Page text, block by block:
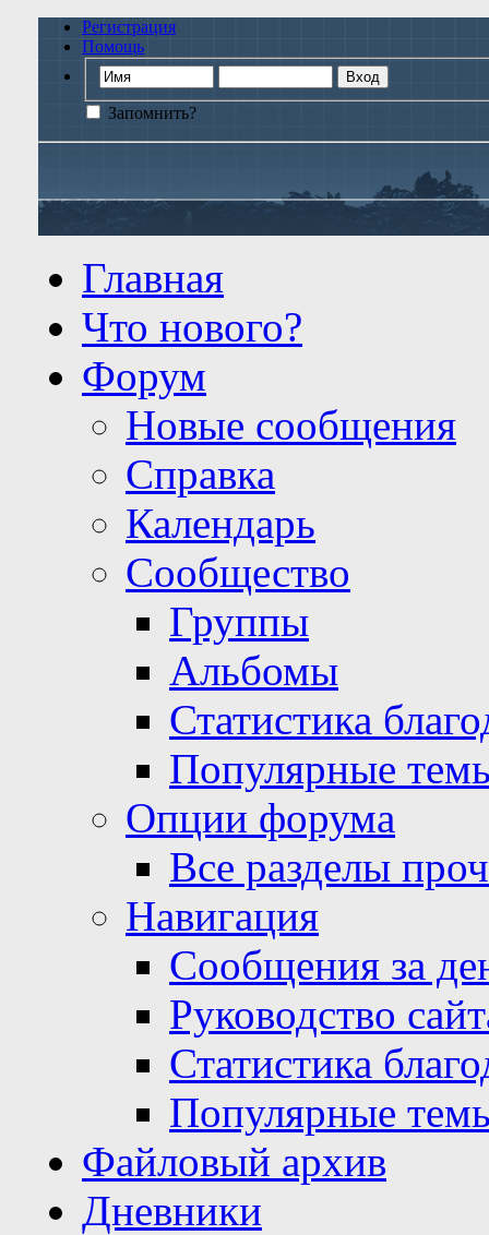
Регистрация
Помощь
Запомнить?
Главная
Что нового?
Форум
Новые сообщения
Справка
Календарь
Сообщество
Группы
Альбомы
Статистика
Популярные
Опции форума
Все разделы
Навигация
Сообщения за
Руководство
Статистика
Популярные
Файловый архив
Дневники